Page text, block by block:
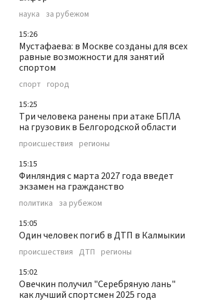
наука за рубежом
15:26
Мустафаева: в Москве созданы для всех
равные возможности для занятий
спортом
спорт город
15:25
Три человека ранены при атаке БПЛА
на грузовик в Белгородской области
происшествия регионы
15:15
Финляндия с марта 2027 года введет
экзамен на гражданство
политика за рубежом
15:05
Один человек погиб в ДТП в Калмыкии
происшествия ДТП регионы
15:02
Овечкин получил "Серебряную лань"
как лучший спортсмен 2025 года